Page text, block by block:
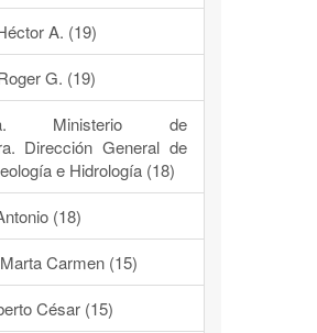
A. (19)
G. (19)
Ministerio de
Dirección General de
e Hidrología (18)
(18)
Carmen (15)
César (15)